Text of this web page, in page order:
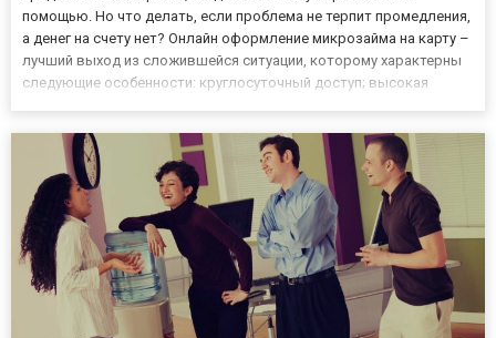
помощью. Но что делать, если проблема не терпит промедления,
а денег на счету нет? Онлайн оформление микрозайма на карту –
лучший выход из сложившейся ситуации, которому характерны
следующие особенности: круглосуточный доступ; высокая